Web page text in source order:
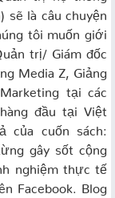
sẽ là câu chuyện
tôi muốn giới
trị/ Giám đốc
Media Z, Giảng
tại các
đầu tại Việt
của cuốn sách:
gây sốt cộng
nghiệm thực tế
Facebook. Blog